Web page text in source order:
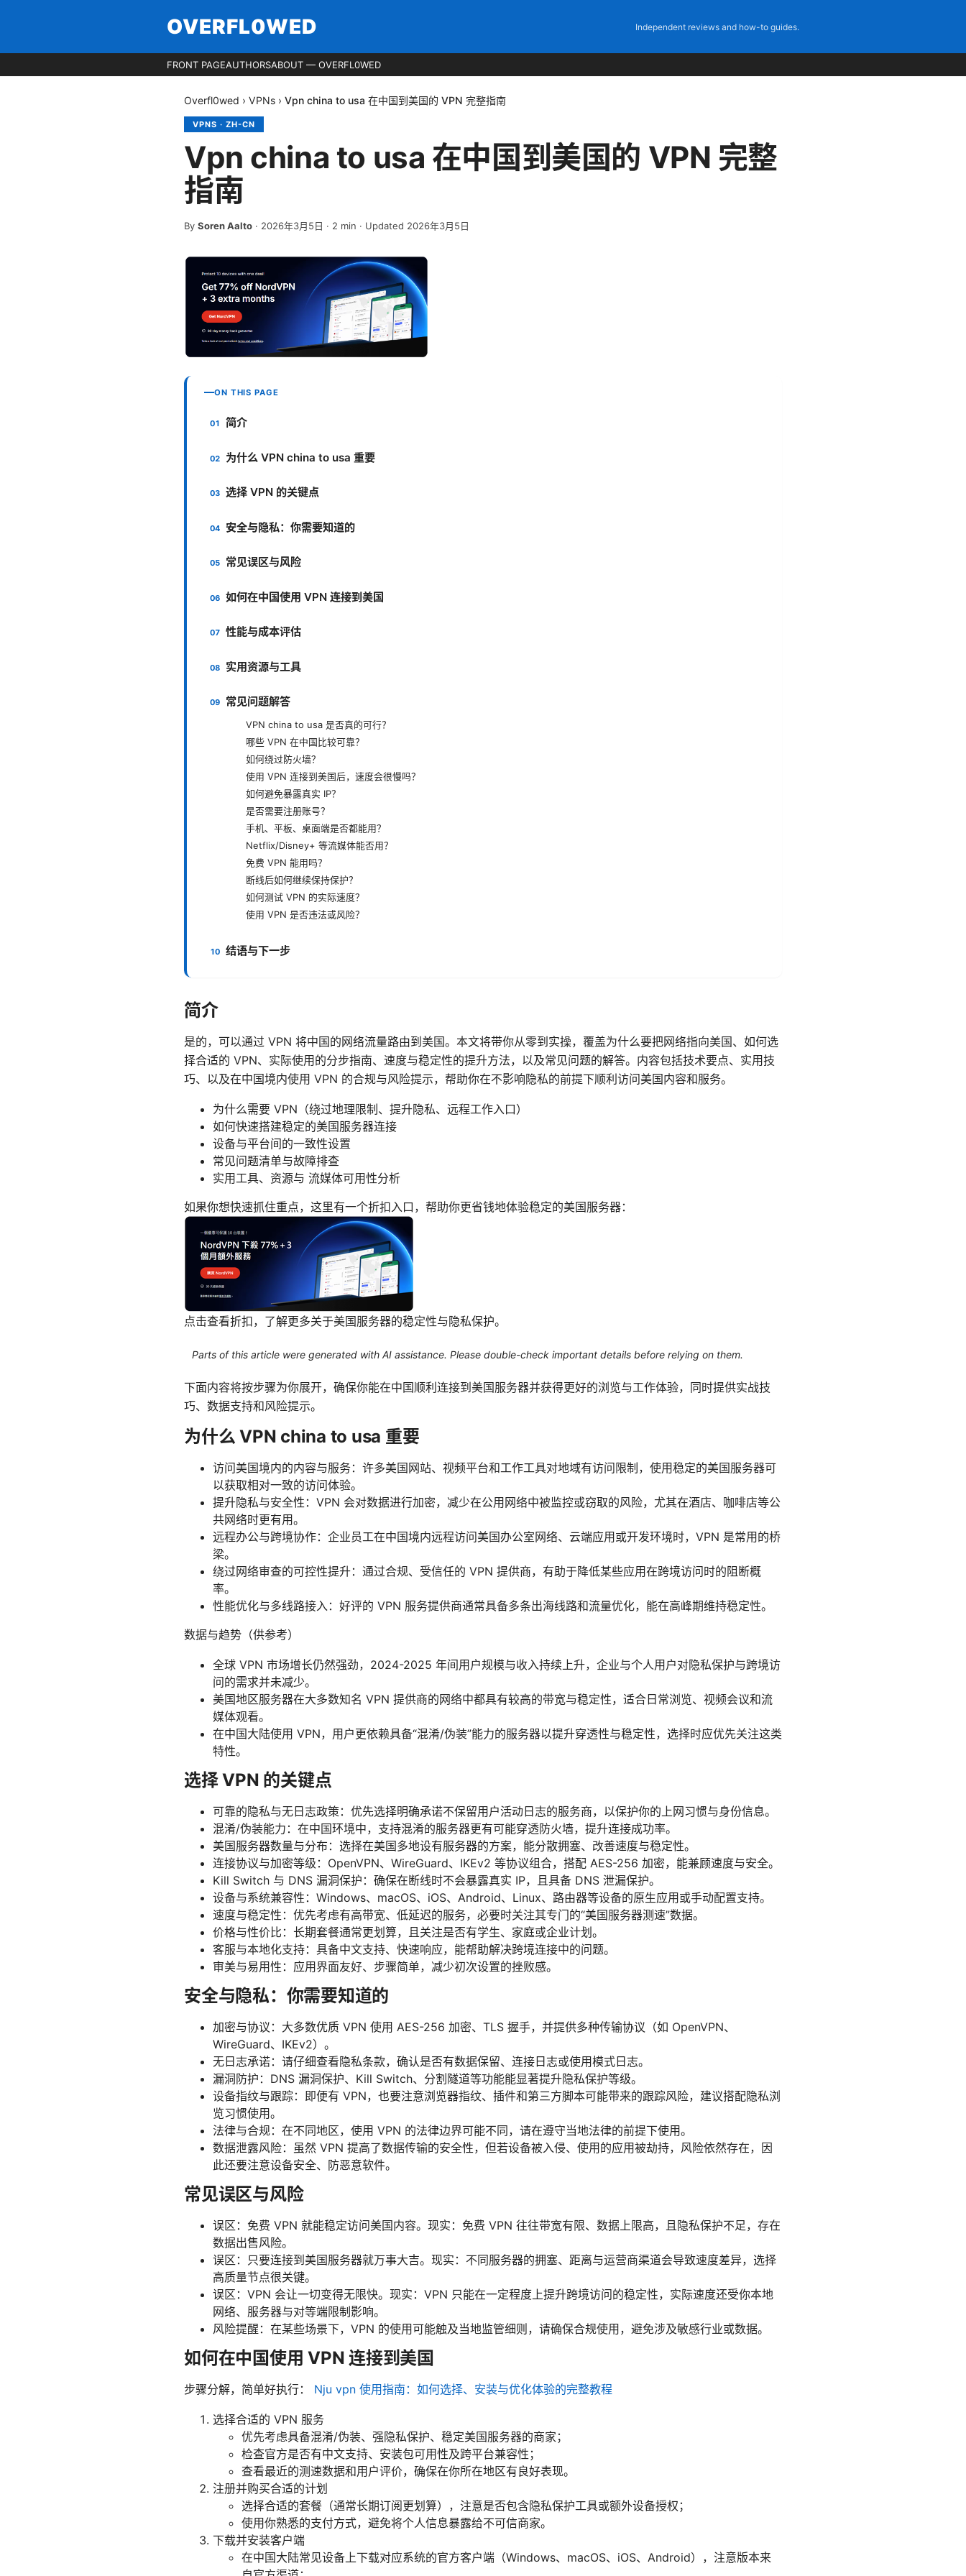
OVERFL0WED Independent reviews and how-to guides.
FRONT PAGEAUTHORSABOUT — OVERFL0WED
Overfl0wed › VPNs › Vpn china to usa 在中国到美国的 VPN 完整指南
VPNS · ZH-CN
Vpn china to usa 在中国到美国的 VPN 完整
指南
By Soren Aalto · 2026年3月5日 · 2 min · Updated 2026年3月5日
ON THIS PAGE
简介
为什么 VPN china to usa 重要
选择 VPN 的关键点
安全与隐私：你需要知道的
常见误区与风险
如何在中国使用 VPN 连接到美国
性能与成本评估
实用资源与工具
常见问题解答
VPN china to usa 是否真的可行？
哪些 VPN 在中国比较可靠？
如何绕过防火墙？
使用 VPN 连接到美国后，速度会很慢吗？
如何避免暴露真实 IP？
是否需要注册账号？
手机、平板、桌面端是否都能用？
Netflix/Disney+ 等流媒体能否用？
免费 VPN 能用吗？
断线后如何继续保持保护？
如何测试 VPN 的实际速度？
使用 VPN 是否违法或风险？
结语与下一步
简介
是的，可以通过 VPN 将中国的网络流量路由到美国。本文将带你从零到实操，覆盖为什么要把网络指向美国、如何选
择合适的 VPN、实际使用的分步指南、速度与稳定性的提升方法，以及常见问题的解答。内容包括技术要点、实用技
巧、以及在中国境内使用 VPN 的合规与风险提示，帮助你在不影响隐私的前提下顺利访问美国内容和服务。
为什么需要 VPN（绕过地理限制、提升隐私、远程工作入口）
如何快速搭建稳定的美国服务器连接
设备与平台间的一致性设置
常见问题清单与故障排查
实用工具、资源与 流媒体可用性分析
如果你想快速抓住重点，这里有一个折扣入口，帮助你更省钱地体验稳定的美国服务器：
点击查看折扣，了解更多关于美国服务器的稳定性与隐私保护。
Parts of this article were generated with AI assistance. Please double-check important details before relying on them.
下面内容将按步骤为你展开，确保你能在中国顺利连接到美国服务器并获得更好的浏览与工作体验，同时提供实战技
巧、数据支持和风险提示。
为什么 VPN china to usa 重要
访问美国境内的内容与服务：许多美国网站、视频平台和工作工具对地域有访问限制，使用稳定的美国服务器可
以获取相对一致的访问体验。
提升隐私与安全性：VPN 会对数据进行加密，减少在公用网络中被监控或窃取的风险，尤其在酒店、咖啡店等公
共网络时更有用。
远程办公与跨境协作：企业员工在中国境内远程访问美国办公室网络、云端应用或开发环境时，VPN 是常用的桥
梁。
绕过网络审查的可控性提升：通过合规、受信任的 VPN 提供商，有助于降低某些应用在跨境访问时的阻断概
率。
性能优化与多线路接入：好评的 VPN 服务提供商通常具备多条出海线路和流量优化，能在高峰期维持稳定性。
数据与趋势（供参考）
全球 VPN 市场增长仍然强劲，2024-2025 年间用户规模与收入持续上升，企业与个人用户对隐私保护与跨境访
问的需求并未减少。
美国地区服务器在大多数知名 VPN 提供商的网络中都具有较高的带宽与稳定性，适合日常浏览、视频会议和流
媒体观看。
在中国大陆使用 VPN，用户更依赖具备“混淆/伪装”能力的服务器以提升穿透性与稳定性，选择时应优先关注这类
特性。
选择 VPN 的关键点
可靠的隐私与无日志政策：优先选择明确承诺不保留用户活动日志的服务商，以保护你的上网习惯与身份信息。
混淆/伪装能力：在中国环境中，支持混淆的服务器更有可能穿透防火墙，提升连接成功率。
美国服务器数量与分布：选择在美国多地设有服务器的方案，能分散拥塞、改善速度与稳定性。
连接协议与加密等级：OpenVPN、WireGuard、IKEv2 等协议组合，搭配 AES-256 加密，能兼顾速度与安全。
Kill Switch 与 DNS 漏洞保护：确保在断线时不会暴露真实 IP，且具备 DNS 泄漏保护。
设备与系统兼容性：Windows、macOS、iOS、Android、Linux、路由器等设备的原生应用或手动配置支持。
速度与稳定性：优先考虑有高带宽、低延迟的服务，必要时关注其专门的“美国服务器测速”数据。
价格与性价比：长期套餐通常更划算，且关注是否有学生、家庭或企业计划。
客服与本地化支持：具备中文支持、快速响应，能帮助解决跨境连接中的问题。
审美与易用性：应用界面友好、步骤简单，减少初次设置的挫败感。
安全与隐私：你需要知道的
加密与协议：大多数优质 VPN 使用 AES-256 加密、TLS 握手，并提供多种传输协议（如 OpenVPN、
WireGuard、IKEv2）。
无日志承诺：请仔细查看隐私条款，确认是否有数据保留、连接日志或使用模式日志。
漏洞防护：DNS 漏洞保护、Kill Switch、分割隧道等功能能显著提升隐私保护等级。
设备指纹与跟踪：即便有 VPN，也要注意浏览器指纹、插件和第三方脚本可能带来的跟踪风险，建议搭配隐私浏
览习惯使用。
法律与合规：在不同地区，使用 VPN 的法律边界可能不同，请在遵守当地法律的前提下使用。
数据泄露风险：虽然 VPN 提高了数据传输的安全性，但若设备被入侵、使用的应用被劫持，风险依然存在，因
此还要注意设备安全、防恶意软件。
常见误区与风险
误区：免费 VPN 就能稳定访问美国内容。现实：免费 VPN 往往带宽有限、数据上限高，且隐私保护不足，存在
数据出售风险。
误区：只要连接到美国服务器就万事大吉。现实：不同服务器的拥塞、距离与运营商渠道会导致速度差异，选择
高质量节点很关键。
误区：VPN 会让一切变得无限快。现实：VPN 只能在一定程度上提升跨境访问的稳定性，实际速度还受你本地
网络、服务器与对等端限制影响。
风险提醒：在某些场景下，VPN 的使用可能触及当地监管细则，请确保合规使用，避免涉及敏感行业或数据。
如何在中国使用 VPN 连接到美国
步骤分解，简单好执行： Nju vpn 使用指南：如何选择、安装与优化体验的完整教程
选择合适的 VPN 服务
优先考虑具备混淆/伪装、强隐私保护、稳定美国服务器的商家；
检查官方是否有中文支持、安装包可用性及跨平台兼容性；
查看最近的测速数据和用户评价，确保在你所在地区有良好表现。
注册并购买合适的计划
选择合适的套餐（通常长期订阅更划算），注意是否包含隐私保护工具或额外设备授权；
使用你熟悉的支付方式，避免将个人信息暴露给不可信商家。
下载并安装客户端
在中国大陆常见设备上下载对应系统的官方客户端（Windows、macOS、iOS、Android），注意版本来